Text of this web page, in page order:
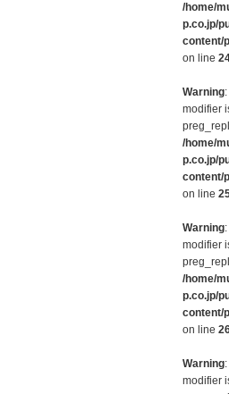
/home/
p.co.jp/
content/
on line
Warning
modifier
/home/
p.co.jp/
content/
on line
Warning
modifier
/home/
p.co.jp/
content/
on line
Warning
modifier